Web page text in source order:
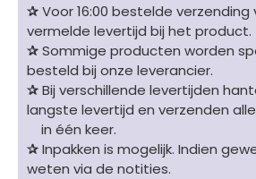
✰Voor 16:00 bestelde verzending
vermelde levertijd bij het product.
✰Sommige producten worden
besteld bij onze leverancier.
✰Bij verschillende levertijden
langste levertijd en verzenden
in één keer.
✰Inpakken is mogelijk. Indien
weten via de notities.